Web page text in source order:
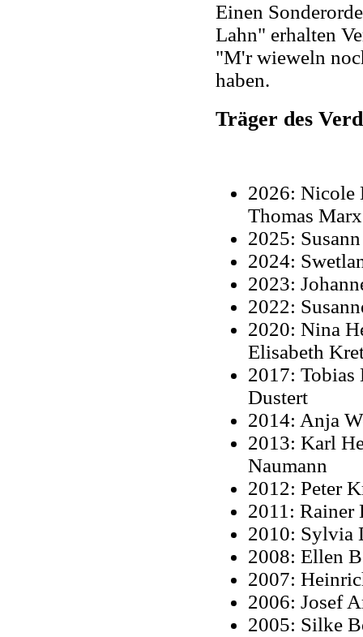
Einen
Lahn" erhalten
"M'r wieweln
haben.
Träger des
2026: Nicole
Thomas Marx
2025:
2024:
2023:
2022:
2020: Nina
Elisabeth
2017: Tobias
Dustert
2014: Anja
2013: Karl
Naumann
2012: Peter
2011: Rainer
2010: Sylvia
2008: Ellen
2007:
2006: Josef
2005: Silke